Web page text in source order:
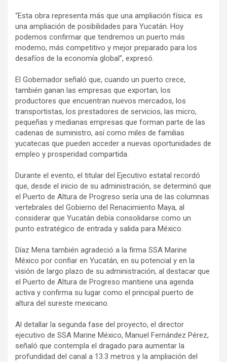
“Esta obra representa más que una ampliación física: es
una ampliación de posibilidades para Yucatán. Hoy
podemos confirmar que tendremos un puerto más
moderno, más competitivo y mejor preparado para los
desafíos de la economía global”, expresó.
El Gobernador señaló que, cuando un puerto crece,
también ganan las empresas que exportan, los
productores que encuentran nuevos mercados, los
transportistas, los prestadores de servicios, las micro,
pequeñas y medianas empresas que forman parte de las
cadenas de suministro, así como miles de familias
yucatecas que pueden acceder a nuevas oportunidades de
empleo y prosperidad compartida.
Durante el evento, el titular del Ejecutivo estatal recordó
que, desde el inicio de su administración, se determinó que
el Puerto de Altura de Progreso sería una de las columnas
vertebrales del Gobierno del Renacimiento Maya, al
considerar que Yucatán debía consolidarse como un
punto estratégico de entrada y salida para México.
Díaz Mena también agradeció a la firma SSA Marine
México por confiar en Yucatán, en su potencial y en la
visión de largo plazo de su administración, al destacar que
el Puerto de Altura de Progreso mantiene una agenda
activa y confirma su lugar como el principal puerto de
altura del sureste mexicano.
Al detallar la segunda fase del proyecto, el director
ejecutivo de SSA Marine México, Manuel Fernández Pérez,
señaló que contempla el dragado para aumentar la
profundidad del canal a 13.3 metros y la ampliación del